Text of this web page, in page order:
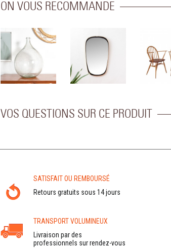
ON VOUS RECOMMANDE
VOS QUESTIONS SUR CE PRODUIT
SATISFAIT OU REMBOURSÉ
Retours gratuits sous 14 jours
TRANSPORT VOLUMINEUX
Livraison par des
professionnels sur rendez-vous